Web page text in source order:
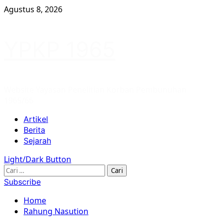
Skip
Agustus 8, 2026
Primary
Menu
Artikel
Berita
Sejarah
Light/Dark Button
Cari
untuk:
Subscribe
Home
Rahung Nasution